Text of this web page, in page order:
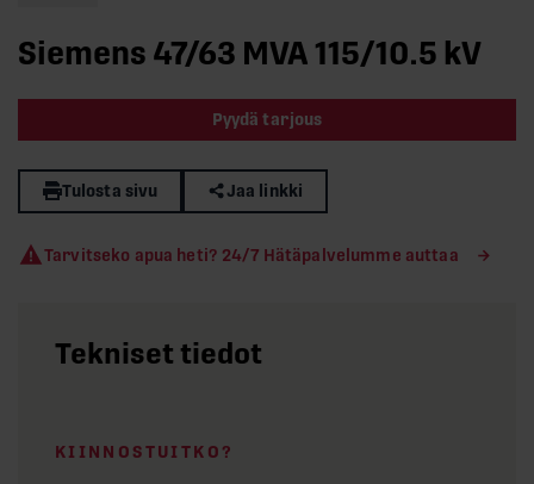
Siemens 47/63 MVA 115/10.5 kV
Pyydä tarjous
Tulosta sivu Jaa linkki
Tarvitseko apua heti? 24/7 Hätäpalvelumme auttaa
Tekniset tiedot
KIINNOSTUITKO?